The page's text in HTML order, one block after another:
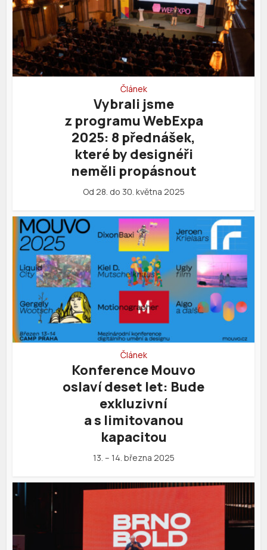
Článek
Vybrali jsme
z programu WebExpa
2025: 8 přednášek,
které by designéři
neměli propásnout
Od 28. do 30. května 2025
Článek
Konference Mouvo
oslaví deset let: Bude
exkluzivní
a s limitovanou
kapacitou
13. – 14. března 2025